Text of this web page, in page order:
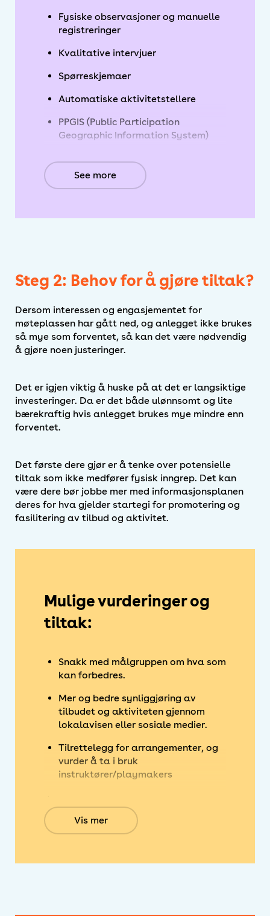
Fysiske observasjoner og manuelle
registreringer
Kvalitative intervjuer
Spørreskjemaer
Automatiske aktivitetstellere
PPGIS (Public Participation
Geographic Information System)
See more
Steg 2: Behov for å gjøre tiltak?
Dersom interessen og engasjementet for
møteplassen har gått ned, og anlegget ikke brukes
så mye som forventet, så kan det være nødvendig
å gjøre noen justeringer.
Det er igjen viktig å huske på at det er langsiktige
investeringer. Da er det både ulønnsomt og lite
bærekraftig hvis anlegget brukes mye mindre enn
forventet.
Det første dere gjør er å tenke over potensielle
tiltak som ikke medfører fysisk inngrep. Det kan
være dere bør jobbe mer med informasjonsplanen
deres for hva gjelder startegi for promotering og
fasilitering av tilbud og aktivitet.
Mulige vurderinger og
tiltak:
Snakk med målgruppen om hva som
kan forbedres.
Mer og bedre synliggjøring av
tilbudet og aktiviteten gjennom
lokalavisen eller sosiale medier.
Tilrettelegg for arrangementer, og
vurder å ta i bruk
instruktører/playmakers
hva kan eventuelt gjøres for å
bedre kvaliteten og opplevelsen for
brukerne?
Vis mer